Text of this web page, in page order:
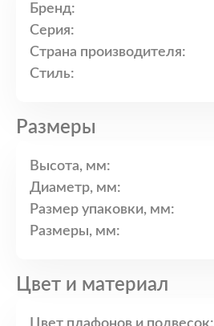
Бренд:
Серия:
Страна производителя:
Стиль:
Размеры
Высота, мм:
Диаметр, мм:
Размер упаковки, мм:
Размеры, мм:
Цвет и материал